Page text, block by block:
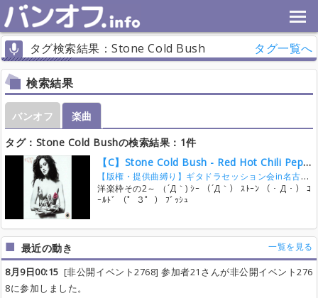
タグ検索結果：Stone Cold Bush タグ一覧へ
検索結果
バンオフ
楽曲
タグ：Stone Cold Bushの検索結果：1件
【C】Stone Cold Bush - Red Hot Chili Peppers
【版権・提供曲縛り】ギタドラセッション会in名古屋
洋楽枠その2～ （´Д｀) ｼｰ （´Д｀） ｽﾄｰﾝ （・Д・） ｺ
ｰﾙﾄﾞ （゜３゜） ﾌﾞｯｼｭ
最近の動き 一覧を見る
8月9日00:15 [非公開イベント2768] 参加者21さんが非公開イベント276
8に参加しました。